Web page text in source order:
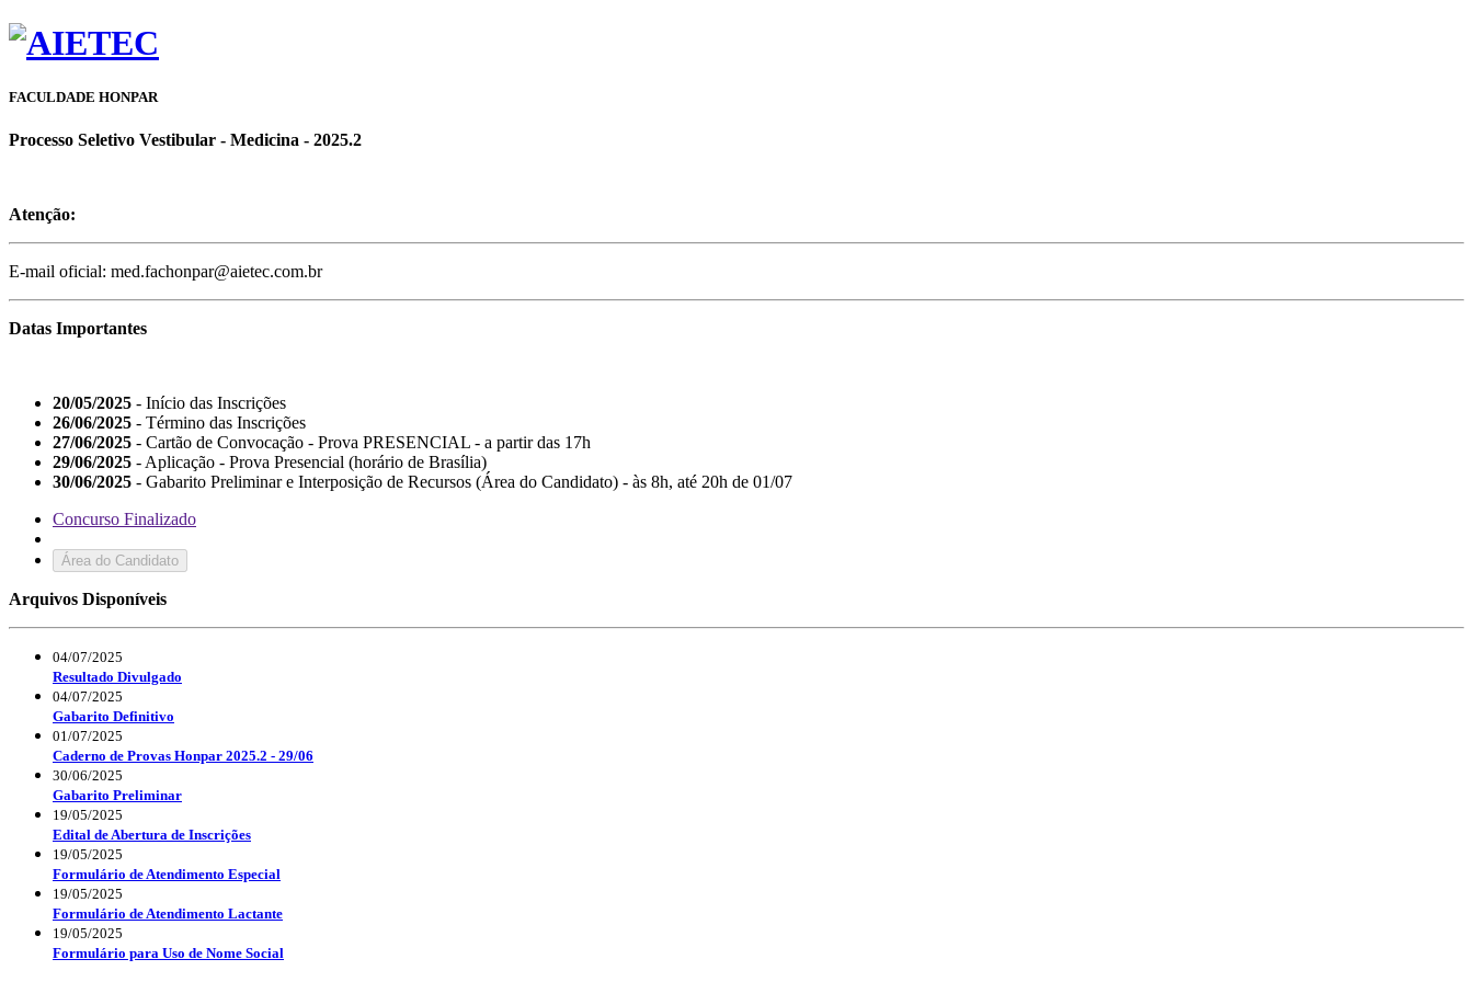
FACULDADE HONPAR
Processo Seletivo Vestibular - Medicina - 2025.2
Atenção:
E-mail oficial: med.fachonpar@aietec.com.br
Datas Importantes
20/05/2025 - Início das Inscrições
26/06/2025 - Término das Inscrições
27/06/2025 - Cartão de Convocação - Prova PRESENCIAL - a partir das 17h
29/06/2025 - Aplicação - Prova Presencial (horário de Brasília)
30/06/2025 - Gabarito Preliminar e Interposição de Recursos (Área do Candidato) - às 8h, até 20h de 01/07
Concurso Finalizado
Área do Candidato
Arquivos Disponíveis
04/07/2025
Resultado Divulgado
04/07/2025
Gabarito Definitivo
01/07/2025
Caderno de Provas Honpar 2025.2 - 29/06
30/06/2025
Gabarito Preliminar
19/05/2025
Edital de Abertura de Inscrições
19/05/2025
Formulário de Atendimento Especial
19/05/2025
Formulário de Atendimento Lactante
19/05/2025
Formulário para Uso de Nome Social